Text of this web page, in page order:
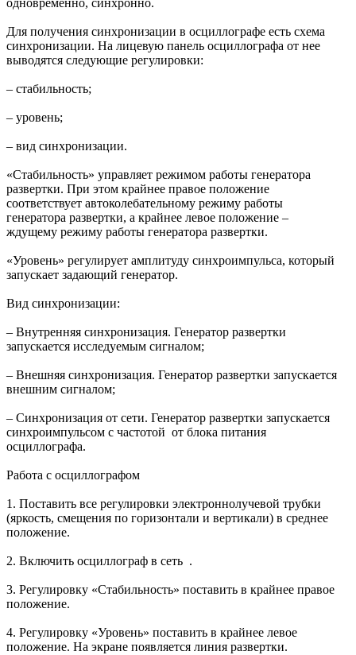
одновременно, синхронно.
Для получения синхронизации в осциллографе есть схема
синхронизации. На лицевую панель осциллографа от нее
выводятся следующие регулировки:
– стабильность;
– уровень;
– вид синхронизации.
«Стабильность» управляет режимом работы генератора
развертки. При этом крайнее правое положение
соответствует автоколебательному режиму работы
генератора развертки, а крайнее левое положение –
ждущему режиму работы генератора развертки.
«Уровень» регулирует амплитуду синхроимпульса, который
запускает задающий генератор.
Вид синхронизации:
– Внутренняя синхронизация. Генератор развертки
запускается исследуемым сигналом;
– Внешняя синхронизация. Генератор развертки запускается
внешним сигналом;
– Синхронизация от сети. Генератор развертки запускается
синхроимпульсом с частотой от блока питания
осциллографа.
Работа с осциллографом
1. Поставить все регулировки электроннолучевой трубки
(яркость, смещения по горизонтали и вертикали) в среднее
положение.
2. Включить осциллограф в сеть .
3. Регулировку «Стабильность» поставить в крайнее правое
положение.
4. Регулировку «Уровень» поставить в крайнее левое
положение. На экране появляется линия развертки.